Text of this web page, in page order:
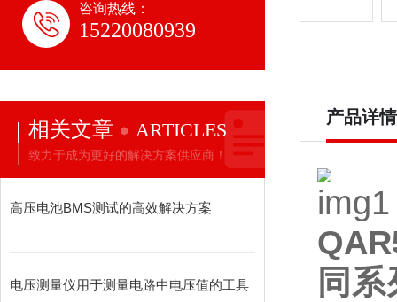
咨询热线：
15220080939
相关文章 ARTICLES
致力于成为更好的解决方案供应商！
高压电池BMS测试的高效解决方案
电压测量仪用于测量电路中电压值的工具
产品详情
同